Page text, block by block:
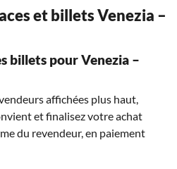
et billets Venezia –
billets pour Venezia –
affichées plus haut,
et finalisez votre achat
du revendeur, en paiement